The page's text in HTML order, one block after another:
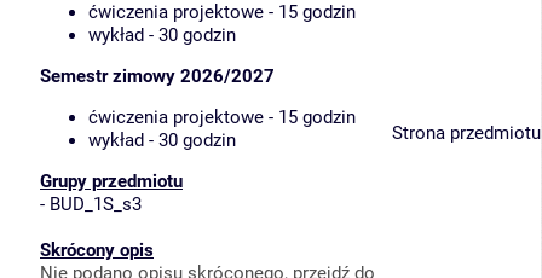
ćwiczenia projektowe - 15 godzin
wykład - 30 godzin
Semestr zimowy 2026/2027
ćwiczenia projektowe - 15 godzin
wykład - 30 godzin
Grupy przedmiotu
- BUD_1S_s3
Skrócony opis
Nie podano opisu skróconego, przejdź do
Strona przedmiotu